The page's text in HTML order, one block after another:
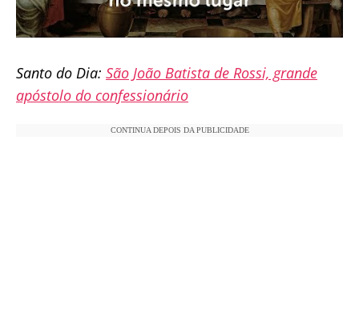
Santo do Dia: São João Batista de Rossi, grande
apóstolo do confessionário
CONTINUA DEPOIS DA PUBLICIDADE